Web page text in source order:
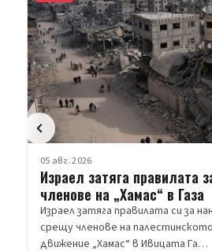
05 авг. 2026
Израел затяга правилата
членове на „Хамас“ в Газа
Израел затяга правилата си за
срещу членове на
движение „Хамас“ в Ивицата Га…